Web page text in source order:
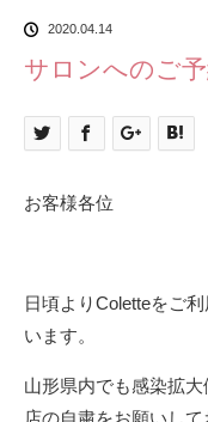
2020.04.14
サロンへのご
お客様各位
日頃よりColetteをご
います。
山形県内でも感染拡
店の自粛をお願いして